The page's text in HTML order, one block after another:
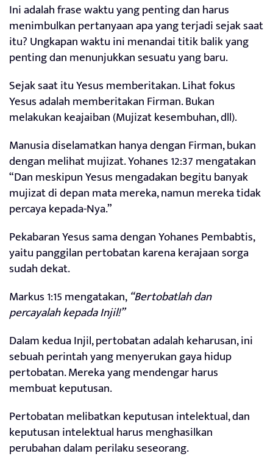
Ini adalah frase waktu yang penting dan harus
menimbulkan pertanyaan apa yang terjadi sejak saat
itu? Ungkapan waktu ini menandai titik balik yang
penting dan menunjukkan sesuatu yang baru.
Sejak saat itu Yesus memberitakan. Lihat fokus
Yesus adalah memberitakan Firman. Bukan
melakukan keajaiban (Mujizat kesembuhan, dll).
Manusia diselamatkan hanya dengan Firman, bukan
dengan melihat mujizat. Yohanes 12:37 mengatakan
“Dan meskipun Yesus mengadakan begitu banyak
mujizat di depan mata mereka, namun mereka tidak
percaya kepada-Nya.”
Pekabaran Yesus sama dengan Yohanes Pembabtis,
yaitu panggilan pertobatan karena kerajaan sorga
sudah dekat.
Markus 1:15 mengatakan,“Bertobatlah dan
percayalah kepada Injil!”
Dalam kedua Injil, pertobatan adalah keharusan, ini
sebuah perintah yang menyerukan gaya hidup
pertobatan. Mereka yang mendengar harus
membuat keputusan.
Pertobatan melibatkan keputusan intelektual, dan
keputusan intelektual harus menghasilkan
perubahan dalam perilaku seseorang.